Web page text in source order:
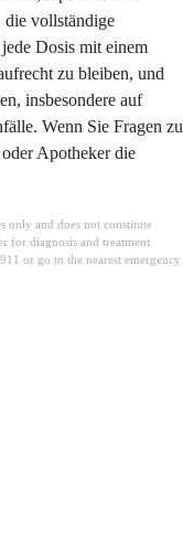
die vollständige
Dosis mit einem
zu bleiben, und
insbesondere auf
Wenn Sie Fragen zu
Apotheker die
only and does not constitute
for diagnosis and treatment
or go to the nearest emergency